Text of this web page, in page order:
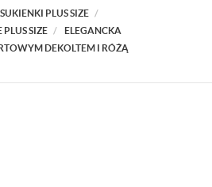
SUKIENKI PLUS SIZE
SIZE
ELEGANCKA
DEKOLTEM I RÓŻĄ